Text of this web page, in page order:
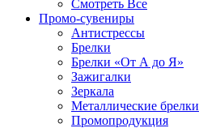
Смотреть Все
Промо-сувениры
Антистрессы
Брелки
Брелки «От А до Я»
Зажигалки
Зеркала
Металлические брелки
Промопродукция